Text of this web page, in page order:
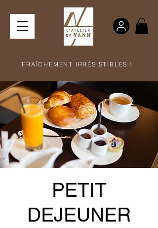
FRAÎCHEMENT IRRÉSISTIBLES !
PETIT
DEJEUNER